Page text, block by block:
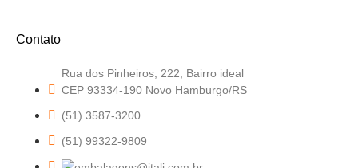
Contato
Rua dos Pinheiros, 222, Bairro ideal
CEP 93334-190 Novo Hamburgo/RS
(51) 3587-3200
(51) 99322-9809